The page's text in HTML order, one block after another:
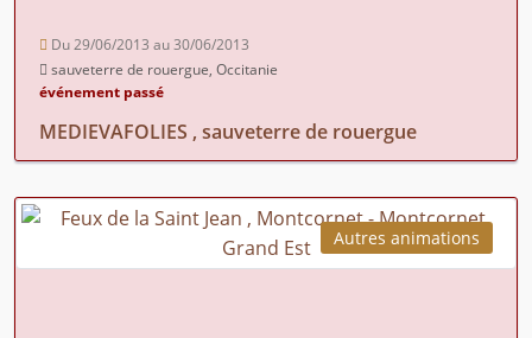
Du 29/06/2013 au 30/06/2013
sauveterre de rouergue, Occitanie
événement passé
MEDIEVAFOLIES , sauveterre de rouergue
Autres animations